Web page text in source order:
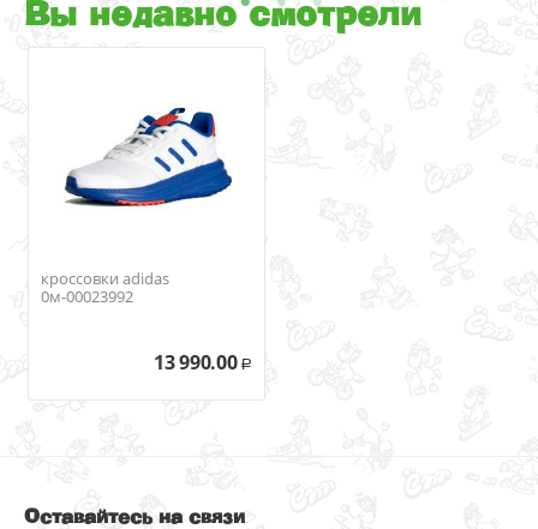
Вы недавно смотрели
кроссовки adidas
0м-00023992
13 990.00 Р
Оставайтесь на связи